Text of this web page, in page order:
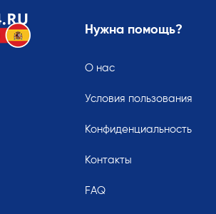
Нужна помощь?
О нас
Условия пользования
Конфиденциальность
Контакты
FAQ